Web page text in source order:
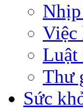
Việc
Luật
Thư
Sức